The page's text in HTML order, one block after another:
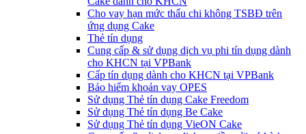
Cho vay hạn mức thấu chi không TSBĐ trên
ứng dụng Cake
Thẻ tín dụng
Cung cấp & sử dụng dịch vụ phi tín dụng dành
cho KHCN tại VPBank
Cấp tín dụng dành cho KHCN tại VPBank
Bảo hiểm khoản vay OPES
Sử dụng Thẻ tín dụng Cake Freedom
Sử dụng Thẻ tín dụng Be Cake
Sử dụng Thẻ tín dụng VieON Cake